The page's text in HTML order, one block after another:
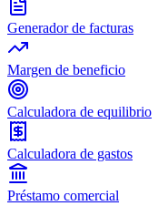
Generador de facturas
Margen de beneficio
Calculadora de equilibrio
Calculadora de gastos
Préstamo comercial